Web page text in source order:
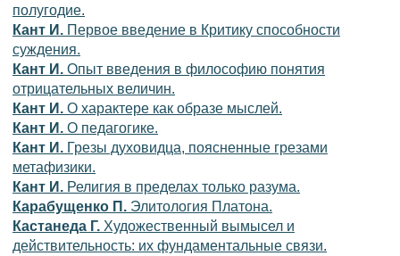
полугодие.
Кант И. Первое введение в Критику способности
суждения.
Кант И. Опыт введения в философию понятия
отрицательных величин.
Кант И. О характере как образе мыслей.
Кант И. О педагогике.
Кант И. Грезы духовидца, поясненные грезами
метафизики.
Кант И. Религия в пределах только разума.
Карабущенко П. Элитология Платона.
Кастанеда Г. Художественный вымысел и
действительность: их фундаментальные связи.